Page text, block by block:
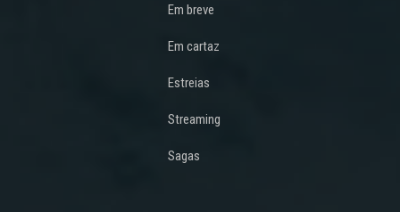
Em breve
Em cartaz
Estreias
Streaming
Sagas